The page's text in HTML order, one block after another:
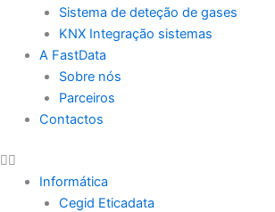
Sistema de deteção de gases
KNX Integração sistemas
A FastData
Sobre nós
Parceiros
Contactos
Informática
Cegid Eticadata